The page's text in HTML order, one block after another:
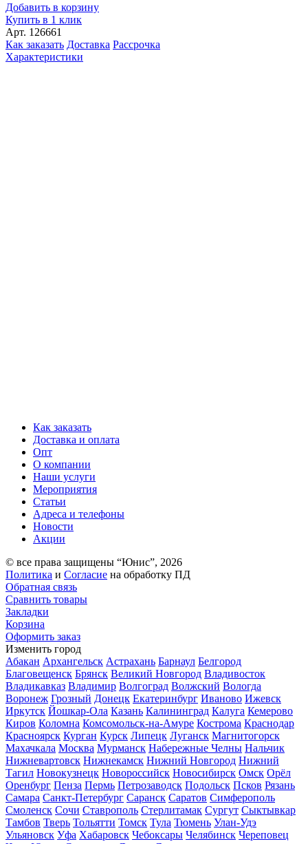
Добавить в корзину
Купить в 1 клик
Арт. 126661
Как заказать Доставка Рассрочка
Характеристики
Как заказать
Доставка и оплата
Опт
О компании
Наши услуги
Мероприятия
Статьи
Адреса и телефоны
Новости
Акции
© все права защищены “Юнис”, 2026
Политика и Согласие на обработку ПД
Обратная связь
Сравнить товары
Закладки
Корзина
Оформить заказ
Изменить город
Абакан Архангельск Астрахань Барнаул Белгород
Благовещенск Брянск Великий Новгород Владивосток
Владикавказ Владимир Волгоград Волжский Вологда
Воронеж Грозный Донецк Екатеринбург Иваново Ижевск
Иркутск Йошкар-Ола Казань Калининград Калуга Кемерово
Киров Коломна Комсомольск-на-Амуре Кострома Краснодар
Красноярск Курган Курск Липецк Луганск Магнитогорск
Махачкала Москва Мурманск Набережные Челны Нальчик
Нижневартовск Нижнекамск Нижний Новгород Нижний
Тагил Новокузнецк Новороссийск Новосибирск Омск Орёл
Оренбург Пенза Пермь Петрозаводск Подольск Псков Рязань
Самара Санкт-Петербург Саранск Саратов Симферополь
Смоленск Сочи Ставрополь Стерлитамак Сургут Сыктывкар
Тамбов Тверь Тольятти Томск Тула Тюмень Улан-Удэ
Ульяновск Уфа Хабаровск Чебоксары Челябинск Череповец